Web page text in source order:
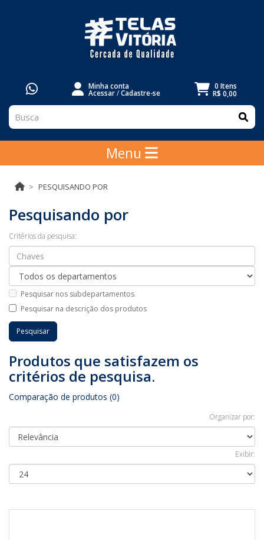
Minha conta
Acessar/Cadastre-se
0 Itens
R$ 0,00
Menu
PESQUISANDO POR
Pesquisando por
Critérios da pesquisa:
Pesquisar nos subdepartamentos
Pesquisar na descrição dos produtos
Produtos que satisfazem os
critérios de pesquisa.
Comparação de produtos (0)
Organizar por:
Exibir: